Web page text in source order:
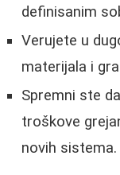
definisanim
Verujete u
materijala i
Spremni ste
troškove
novih sistema.